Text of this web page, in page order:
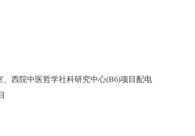
西院中医哲学社科研究中心(B6)项目配电